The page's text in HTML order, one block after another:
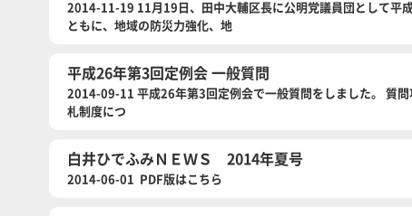
2014-11-19 11月19日、田中大輔区長に公明党議員団として平
ともに、地域の防災力強化、地
平成26年第3回定例会 一般質問
2014-09-11 平成26年第3回定例会で一般質問をしました。 質
札制度につ
白井ひでふみＮＥＷＳ 2014年夏号
2014-06-01 PDF版はこちら